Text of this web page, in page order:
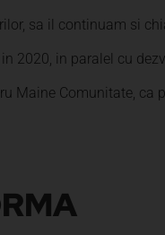
sa il continuam si
in 2020, in paralel cu
Maine Comunitate,